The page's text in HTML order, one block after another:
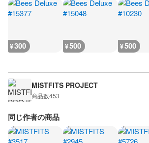
¥300 ¥500 ¥500
MISTFITS PROJECT
商品数453
同じ作者の商品